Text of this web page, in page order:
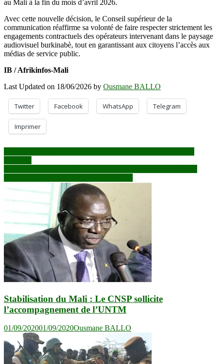
au Mali à la fin du mois d’avril 2026.
Avec cette nouvelle décision, le Conseil supérieur de la
communication réaffirme sa volonté de faire respecter strictement les
engagements contractuels des opérateurs intervenant dans le paysage
audiovisuel burkinabè, tout en garantissant aux citoyens l’accès aux
médias de service public.
IB / Afrikinfos-Mali
Last Updated on 18/06/2026 by Ousmane BALLO
Twitter Facebook WhatsApp Telegram
Imprimer
Navigation
de
l’article
Stabilisation du Mali : Le CNSP sollicite
l’accompagnement de l’UNTM
01/09/202001/09/2020Ousmane BALLO